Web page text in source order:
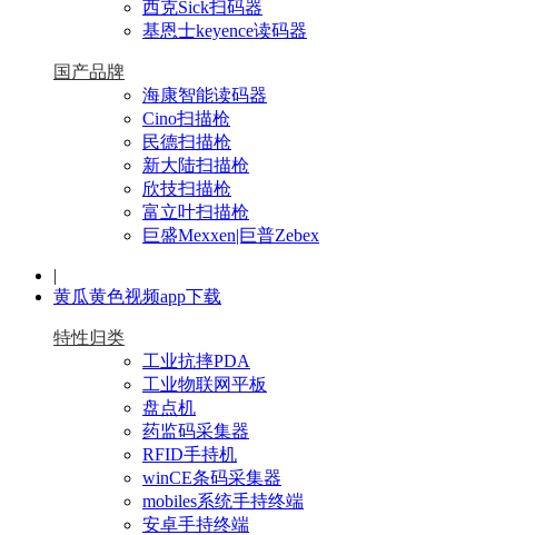
西克Sick扫码器
基恩士keyence读码器
国产品牌
海康智能读码器
Cino扫描枪
民德扫描枪
新大陆扫描枪
欣技扫描枪
富立叶扫描枪
巨盛Mexxen|巨普Zebex
|
黄瓜黄色视频app下载
特性归类
工业抗摔PDA
工业物联网平板
盘点机
药监码采集器
RFID手持机
winCE条码采集器
mobiles系统手持终端
安卓手持终端